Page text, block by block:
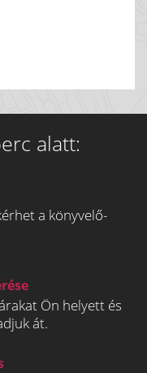
alatt:
a könyvelő-
Ön helyett és
át.